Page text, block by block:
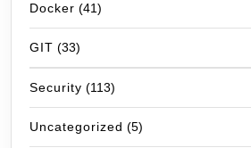
Docker (41)
GIT (33)
Security (113)
Uncategorized (5)